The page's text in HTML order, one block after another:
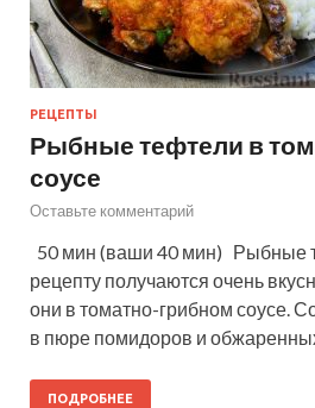
РЕЦЕПТЫ
Рыбные тефтели в
соусе
Оставьте комментарий
50 мин (ваши 40 мин) Рыбные
рецепту получаются очень
они в томатно-грибном соусе.
в пюре помидоров и
ПОДРОБНЕЕ